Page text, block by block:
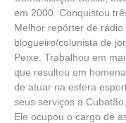
em 2000. Conquistou
Melhor repórter de
blogueiro/colunista de
Peixe. Trabalhou em
que resultou em
de atuar na esfera
seus serviços a
Ele ocupou o cargo de